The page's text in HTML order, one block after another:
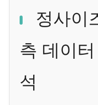
정사이
측 데이
석